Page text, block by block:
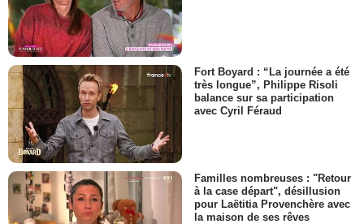
Fort Boyard : “La journée a été
très longue”, Philippe Risoli
balance sur sa participation
avec Cyril Féraud
Familles nombreuses : "Retour
à la case départ", désillusion
pour Laëtitia Provenchère avec
la maison de ses rêves